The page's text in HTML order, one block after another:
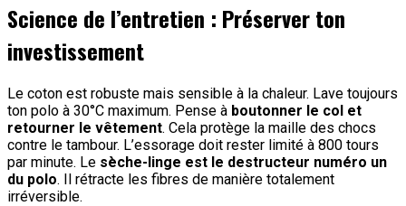
Science de l’entretien : Préserver ton
investissement
Le coton est robuste mais sensible à la chaleur. Lave toujours
ton polo à 30°C maximum. Pense à boutonner le col et
retourner le vêtement. Cela protège la maille des chocs
contre le tambour. L’essorage doit rester limité à 800 tours
par minute. Le sèche-linge est le destructeur numéro un
du polo. Il rétracte les fibres de manière totalement
irréversible.